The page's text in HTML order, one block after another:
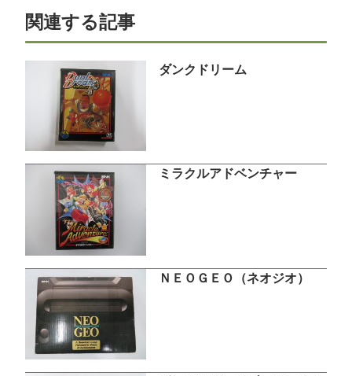
関連する記事
ダンクドリーム
ミラクルアドベンチャー
ＮＥＯＧＥＯ（ネオジオ）